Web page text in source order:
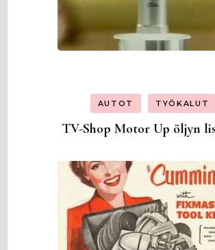
AUTOT TYÖKALUT
TV-Shop Motor Up öljyn